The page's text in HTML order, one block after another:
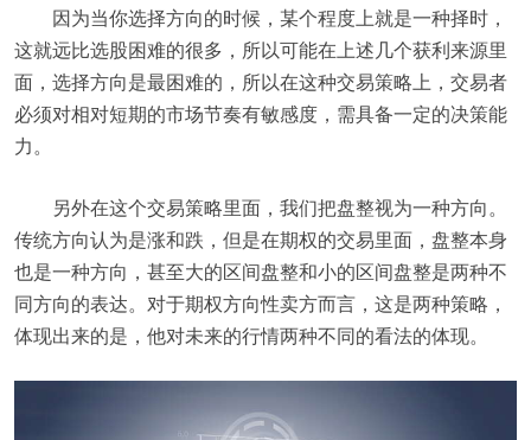
因为当你选择方向的时候，某个程度上就是一种择时，
这就远比选股困难的很多，所以可能在上述几个获利来源里
面，选择方向是最困难的，所以在这种交易策略上，交易者
必须对相对短期的市场节奏有敏感度，需具备一定的决策能
力。
另外在这个交易策略里面，我们把盘整视为一种方向。
传统方向认为是涨和跌，但是在期权的交易里面，盘整本身
也是一种方向，甚至大的区间盘整和小的区间盘整是两种不
同方向的表达。对于期权方向性卖方而言，这是两种策略，
体现出来的是，他对未来的行情两种不同的看法的体现。